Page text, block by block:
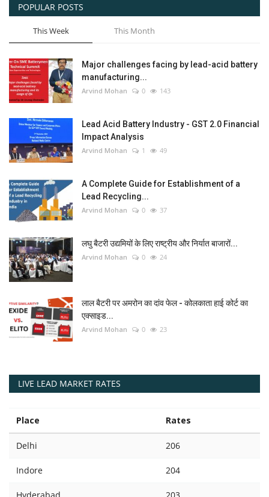
POPULAR POSTS
This Week This Month
Major challenges facing by lead-acid battery
manufacturing...
Arvind Mohan 0 143
Lead Acid Battery Industry - GST 2.0 Financial
Impact Analysis
Arvind Mohan 1 49
A Complete Guide for Establishment of a
Lead Recycling...
Arvind Mohan 0 37
लघु बैटरी उद्यमियों के लिए राष्ट्रीय और निर्यात बाजारों...
Arvind Mohan 0 24
लाल बैटरी पर अमरोन का दांव फेल - कोलकाता हाई कोर्ट का
एक्साइड...
Arvind Mohan 0 23
LIVE LEAD MARKET RATES
Place Rates
Delhi 206
Indore 204
Hyderabad 203